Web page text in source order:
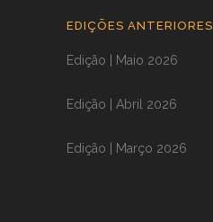
EDIÇÕES ANTERIORES
Edição | Maio 2026
Edição | Abril 2026
Edição | Março 2026